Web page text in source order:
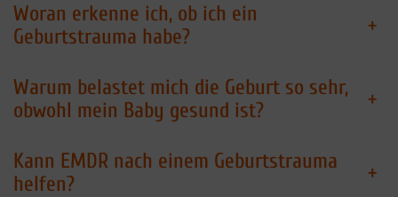
Woran erkenne ich, ob ich ein
Geburtstrauma habe?
+
Warum belastet mich die Geburt so sehr,
obwohl mein Baby gesund ist?
+
Kann EMDR nach einem Geburtstrauma
helfen?
+